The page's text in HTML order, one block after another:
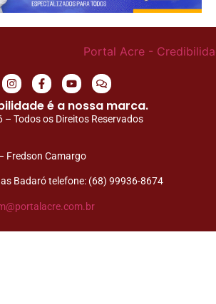
é a nossa marca.
– Todos os Direitos Reservados
Fredson Camargo
Badaró telefone: (68) 99936-8674